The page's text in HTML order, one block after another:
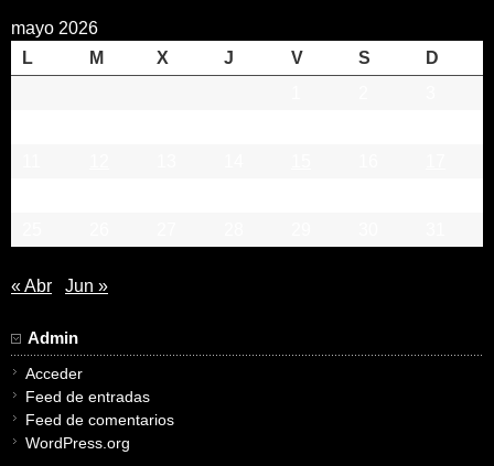
mayo 2026
L
M X J V S
D
« Abr Jun »
Admin
Acceder
Feed de entradas
Feed de comentarios
WordPress.org